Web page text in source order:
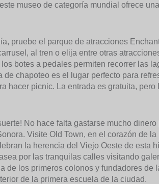
museo de categoría mundial ofrece una
pruebe el parque de atracciones
al tren o elija entre otras
botes a pedales permiten recorrer las
chapoteo es el lugar perfecto para
hacer picnic. La entrada es gratuita, pero
No hace falta gastarse mucho dinero
Visite Old Town, en el corazón de la
la herencia del Viejo Oeste de esta
por las tranquilas calles visitando
de los primeros colonos y fundadores de
de la primera escuela de la ciudad.